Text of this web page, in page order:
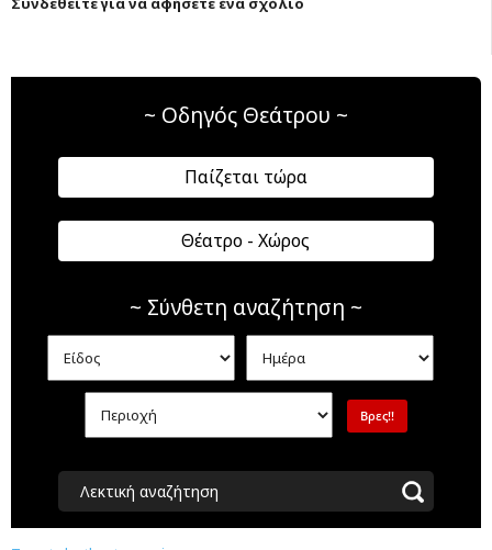
~ Οδηγός Θεάτρου ~
Παίζεται τώρα
Θέατρο - Χώρος
~ Σύνθετη αναζήτηση ~
Λεκτική αναζήτηση